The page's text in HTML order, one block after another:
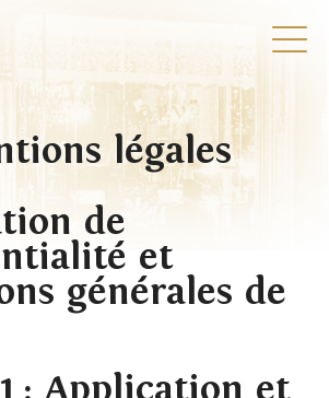
légales
de
et
générales de
: Application et